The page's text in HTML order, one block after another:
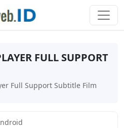
FULL SUPPORT
Full Support Subtitle Film